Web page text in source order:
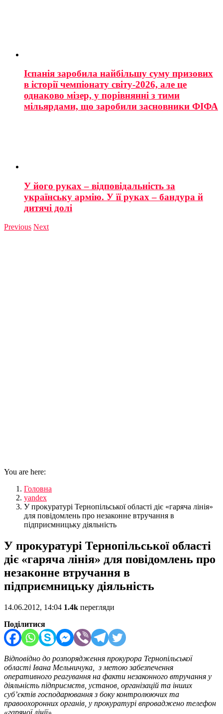
Іспанія заробила найбільшу суму призових
в історії чемпіонату світу-2026, але це
однаково мізер, у порівнянні з тими
мільярдами, що заробили засновники ФІФА
У його руках – відповідальність за
українську армію. У її руках – бандура й
дитячі долі
Previous Next
You are here:
Головна
yandex
У прокуратурі Тернопільської області діє «гаряча лінія»
для повідомлень про незаконне втручання в
підприємницьку діяльність
У прокуратурі Тернопільської області
діє «гаряча лінія» для повідомлень про
незаконне втручання в
підприємницьку діяльність
14.06.2012, 14:04 1.4k перегляди
Поділитися
Відповідно до розпорядження прокурора Тернопільської
області Івана Мельничука,
з метою забезпечення
оперативного реагування на факти незаконного втручання у
діяльність підприємств, установ, організацій та інших
суб’єктів господарюванняз боку контролюючих та
правоохоронних органів у прокуратурі впроваджено телефон